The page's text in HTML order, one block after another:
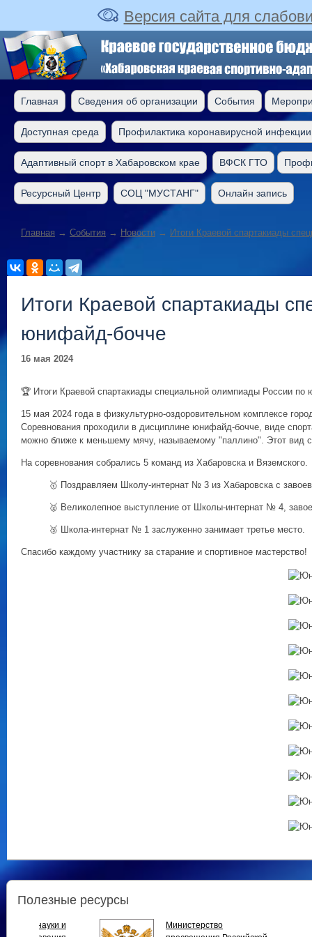
Версия сайта для
Главная Сведения об организации События
Доступная среда Профилактика коронавирусной инфекции
Адаптивный спорт в Хабаровском крае ВФСК ГТО
Ресурсный Центр СОЦ "МУСТАНГ" Онлайн запись
Главная → События → Новости → Итоги Краевой спартакиады
Итоги Краевой спартакиады
юнифайд-бочче
16 мая 2024
🏆 Итоги Краевой спартакиады специальной олимпиады России по
15 мая 2024 года в физкультурно-оздоровительном комплексе
Соревнования проходили в дисциплине юнифайд-бочче, виде
можно ближе к меньшему мячу, называемому "паллино". Этот вид
На соревнования собрались 5 команд из Хабаровска и Вяземского.
🥇 Поздравляем Школу-интернат № 3 из Хабаровска с
🥈 Великолепное выступление от Школы-интернат № 4,
🥉 Школа-интернат № 1 заслуженно занимает третье место.
Спасибо каждому участнику за старание и спортивное мастерство!
Полезные ресурсы
Общероссийская